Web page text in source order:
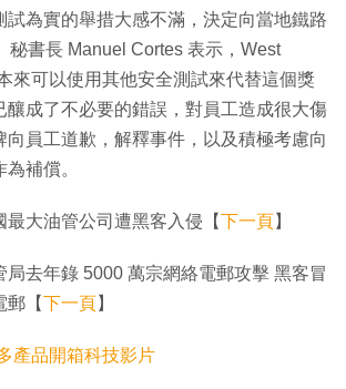
試為實的舉措大感不滿，決定向當地鐵路
秘書長 Manuel Cortes 表示，West
來可以使用其他安全測試來代替這個獎
釀成了不必要的錯誤，對員工造成很大傷
向員工道歉，解釋事件，以及積極考慮向
補償。
最大油管公司遭黑客入侵【下一頁】
局去年錄 5000 萬宗網絡電郵攻擊 黑客冒
郵【下一頁】
產品開箱科技影片